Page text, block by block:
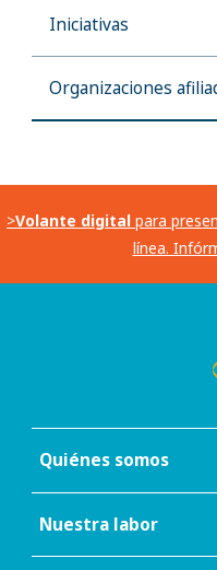
Iniciativas
Organizaciones
>Volante digital para
línea.
Quiénes somos
Nuestra labor